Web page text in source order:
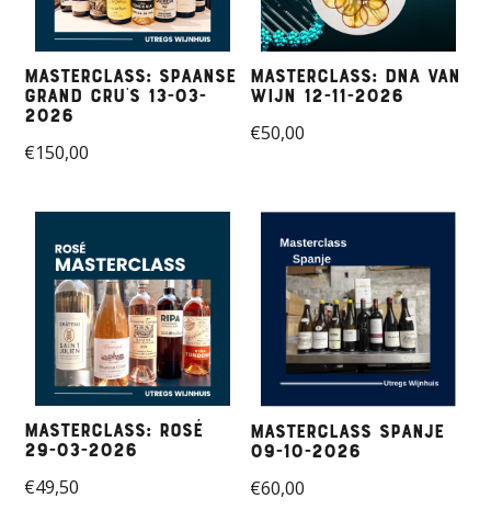
Masterclass: Spaanse
Grand Cru's 13-03-
2026
€150,00
Masterclass: DNA van
wijn 12-11-2026
€50,00
Masterclass: Rosé
29-03-2026
€49,50
Masterclass Spanje
09-10-2026
€60,00